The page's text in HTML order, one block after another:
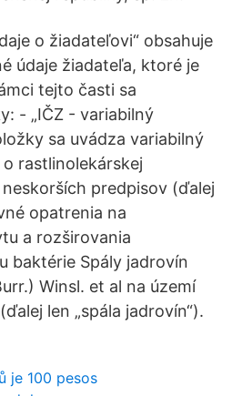
o žiadateľovi“ obsahuje
údaje žiadateľa, ktoré je
tejto časti sa
- „IČZ - variabilný
sa uvádza variabilný
rastlinolekárskej
predpisov (ďalej
opatrenia na
a rozširovania
baktérie Spály jadrovín
Winsl. et al na území
len „spála jadrovín“).
je 100 pesos